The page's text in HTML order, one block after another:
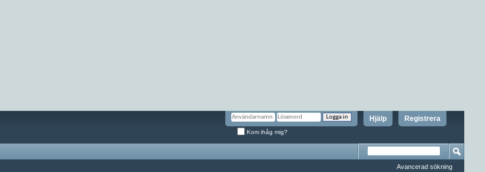
Registrera
Hjälp
Kom ihåg mig?
Avancerad sökning